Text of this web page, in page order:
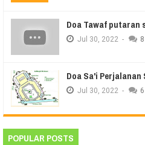
Doa Tawaf
Jul 30, 2022 - 8
Doa Sa'i
Jul 30, 2022 - 6
POPULAR POSTS